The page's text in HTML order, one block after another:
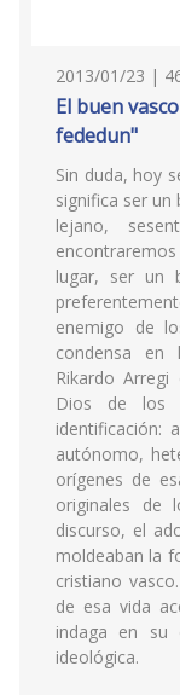
2013/01/23 |
El buen
fededun"
Sin duda, hoy
significa ser un
lejano,
lugar, ser un
enemigo de
condensa en
Rikardo
Dios de los
identificación:
autónomo,
orígenes de
originales de
discurso, el
moldeaban la
cristiano
de esa vida
indaga en su
ideológica.